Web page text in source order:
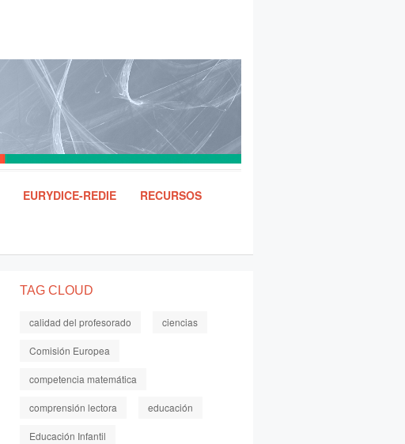
EURYDICE-REDIE
RECURSOS
TAG CLOUD
calidad del profesorado ciencias
Comisión Europea
competencia matemática
comprensión lectora educación
Educación Infantil